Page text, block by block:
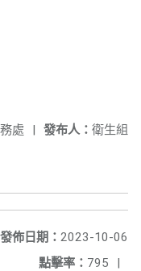
發布人： 衛生組
處 |
發佈日期： 2023-10-06
點擊率： 795 |